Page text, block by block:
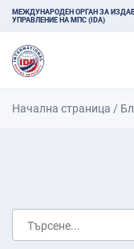
МЕЖДУНАРОДЕН ОРГАН ЗА
УПРАВЛЕНИЕ НА МПС (IDA)
Начална страница /